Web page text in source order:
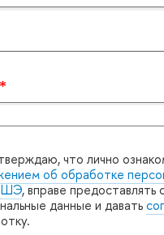
*
что лично
об обработке
, вправе предоставлять
данные и давать